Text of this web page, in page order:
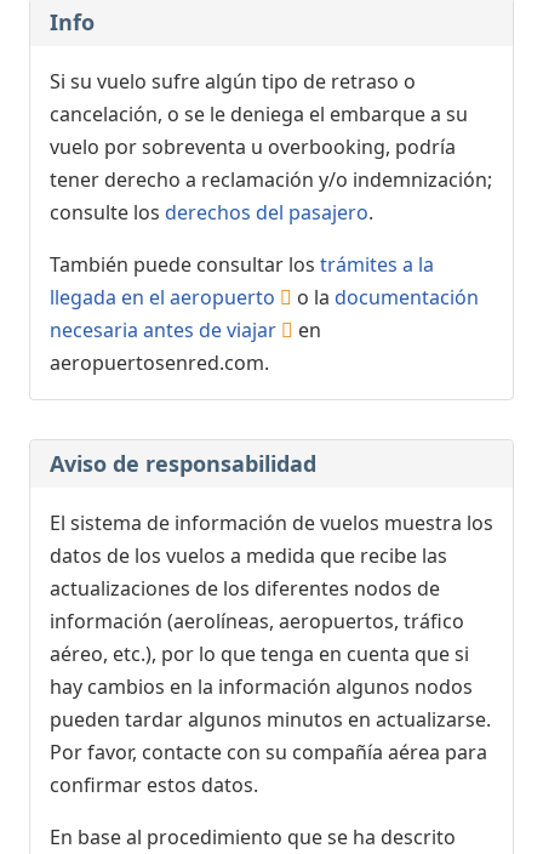
Info
Si su vuelo sufre algún tipo de retraso o
cancelación, o se le deniega el embarque a su
vuelo por sobreventa u overbooking, podría
tener derecho a reclamación y/o indemnización;
consulte los derechos del pasajero.
También puede consultar los trámites a la
llegada en el aeropuerto
o la documentación
necesaria antes de viajar
en
aeropuertosenred.com.
Aviso de responsabilidad
El sistema de información de vuelos muestra los
datos de los vuelos a medida que recibe las
actualizaciones de los diferentes nodos de
información (aerolíneas, aeropuertos, tráfico
aéreo, etc.), por lo que tenga en cuenta que si
hay cambios en la información algunos nodos
pueden tardar algunos minutos en actualizarse.
Por favor, contacte con su compañía aérea para
confirmar estos datos.
En base al procedimiento que se ha descrito